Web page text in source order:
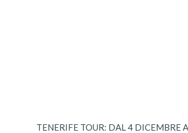
TENERIFE TOUR: DAL 4 DICEMBRE